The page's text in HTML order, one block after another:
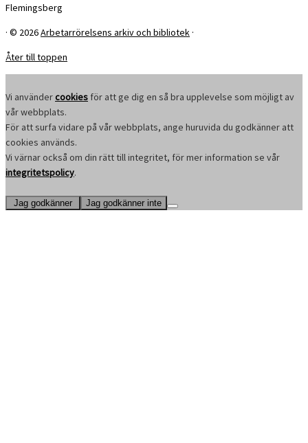
Flemingsberg
· © 2026Arbetarrörelsens arkiv och bibliotek ·
Åter till toppen
Vi användercookies för att ge dig en så bra upplevelse som möjligt av
vår webbplats.
För att surfa vidare på vår webbplats, ange huruvida du godkänner att
cookies används.
Vi värnar också om din rätt till integritet, för mer information se vår
integritetspolicy.
Jag godkänner Jag godkänner inte